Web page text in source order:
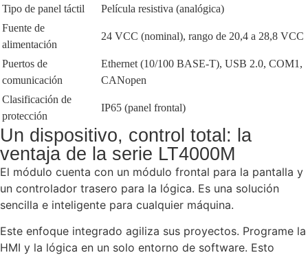
Tipo de panel táctil
Película resistiva (analógica)
Fuente de
alimentación
24 VCC (nominal), rango de 20,4 a 28,8 VCC
Puertos de
comunicación
Ethernet (10/100 BASE-T), USB 2.0, COM1,
CANopen
Clasificación de
protección
IP65 (panel frontal)
Un dispositivo, control total: la
ventaja de la serie LT4000M
El módulo cuenta con un módulo frontal para la pantalla y
un controlador trasero para la lógica. Es una solución
sencilla e inteligente para cualquier máquina.
Este enfoque integrado agiliza sus proyectos. Programe la
HMI y la lógica en un solo entorno de software. Esto